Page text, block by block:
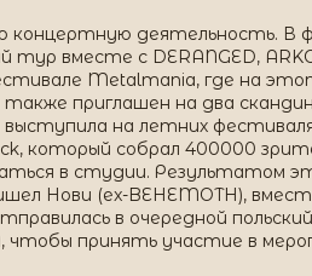
концертную деятельность. В
вместе с DERANGED,
Metalmania, где на
приглашен на два
на летних
который собрал 400000
в студии. Результатом
Нови (ex-BEHEMOTH),
в очередной
принять участие в